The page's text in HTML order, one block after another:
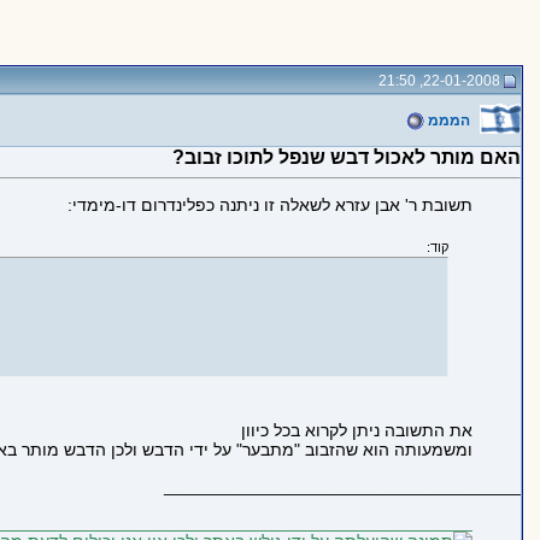
22-01-2008, 21:50
המממ
האם מותר לאכול דבש שנפל לתוכו זבוב?
תשובת ר' אבן עזרא לשאלה זו ניתנה כפלינדרום דו-מימדי:
קוד:
את התשובה ניתן לקרוא בכל כיוון
ומשמעותה הוא שהזבוב "מתבער" על ידי הדבש ולכן הדבש מותר